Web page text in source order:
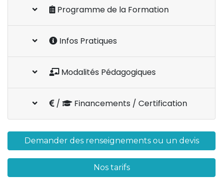
Programme de la Formation
Infos Pratiques
Modalités Pédagogiques
/ Financements / Certification
Demander des renseignements ou un devis
Nos tarifs